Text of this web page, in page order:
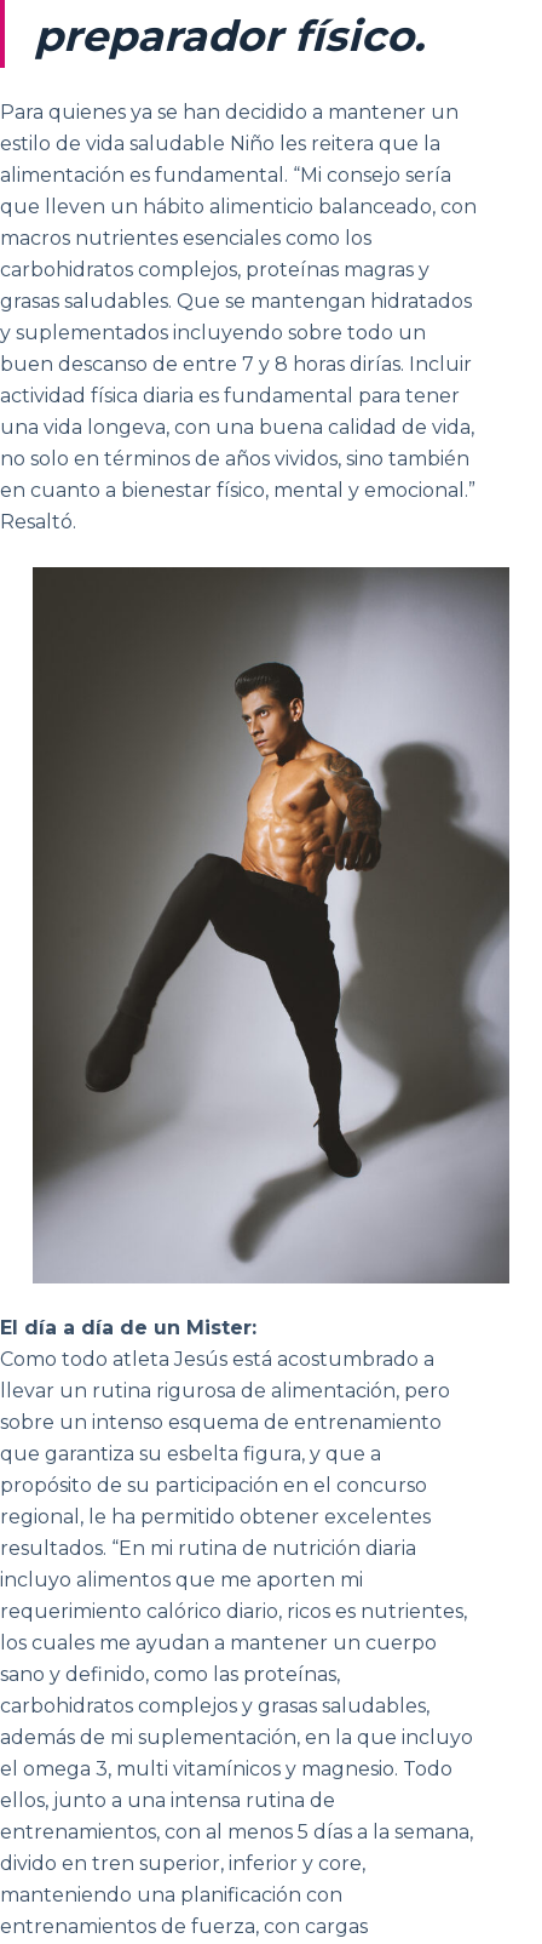
preparador físico.
Para quienes ya se han decidido a mantener un
estilo de vida saludable Niño les reitera que la
alimentación es fundamental. “Mi consejo sería
que lleven un hábito alimenticio balanceado, con
macros nutrientes esenciales como los
carbohidratos complejos, proteínas magras y
grasas saludables. Que se mantengan hidratados
y suplementados incluyendo sobre todo un
buen descanso de entre 7 y 8 horas dirías. Incluir
actividad física diaria es fundamental para tener
una vida longeva, con una buena calidad de vida,
no solo en términos de años vividos, sino también
en cuanto a bienestar físico, mental y emocional.”
Resaltó.
El día a día de un Mister:
Como todo atleta Jesús está acostumbrado a
llevar un rutina rigurosa de alimentación, pero
sobre un intenso esquema de entrenamiento
que garantiza su esbelta figura, y que a
propósito de su participación en el concurso
regional, le ha permitido obtener excelentes
resultados. “En mi rutina de nutrición diaria
incluyo alimentos que me aporten mi
requerimiento calórico diario, ricos es nutrientes,
los cuales me ayudan a mantener un cuerpo
sano y definido, como las proteínas,
carbohidratos complejos y grasas saludables,
además de mi suplementación, en la que incluyo
el omega 3, multi vitamínicos y magnesio. Todo
ellos, junto a una intensa rutina de
entrenamientos, con al menos 5 días a la semana,
divido en tren superior, inferior y core,
manteniendo una planificación con
entrenamientos de fuerza, con cargas